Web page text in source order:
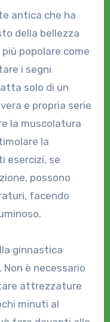
antica che ha
della bellezza
popolare come
i segni
solo di un
e propria serie
la muscolatura
la
esercizi, se
possono
facendo
ginnastica
è necessario
attrezzature
minuti al